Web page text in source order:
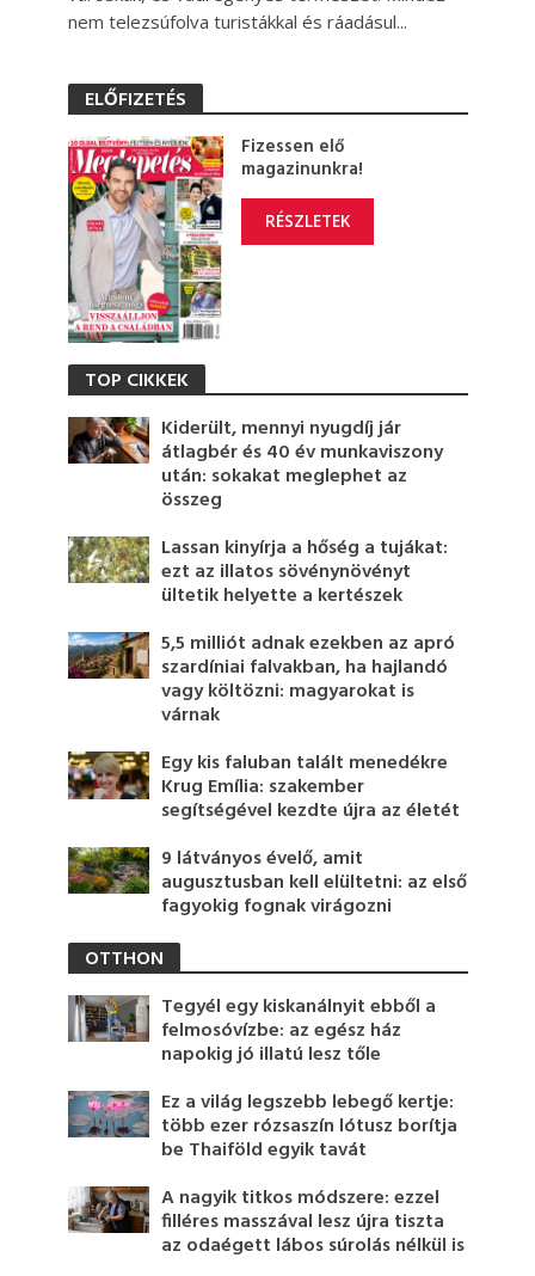
nem telezsúfolva turistákkal és ráadásul...
ELŐFIZETÉS
Fizessen elő
magazinunkra!
RÉSZLETEK
TOP CIKKEK
Kiderült, mennyi nyugdíj jár
átlagbér és 40 év munkaviszony
után: sokakat meglephet az
összeg
Lassan kinyírja a hőség a tujákat:
ezt az illatos sövénynövényt
ültetik helyette a kertészek
5,5 milliót adnak ezekben az apró
szardíniai falvakban, ha hajlandó
vagy költözni: magyarokat is
várnak
Egy kis faluban talált menedékre
Krug Emília: szakember
segítségével kezdte újra az életét
9 látványos évelő, amit
augusztusban kell elültetni: az első
fagyokig fognak virágozni
OTTHON
Tegyél egy kiskanálnyit ebből a
felmosóvízbe: az egész ház
napokig jó illatú lesz tőle
Ez a világ legszebb lebegő kertje:
több ezer rózsaszín lótusz borítja
be Thaiföld egyik tavát
A nagyik titkos módszere: ezzel
filléres masszával lesz újra tiszta
az odaégett lábos súrolás nélkül is